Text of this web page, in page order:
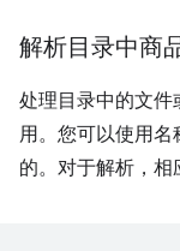
解析目录中商
处理目录中的文
用。您可以使用名
的。对于解析，相